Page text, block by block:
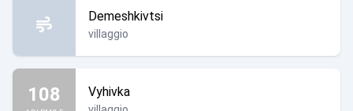
Demeshkivtsi
villaggio
108 Vyhivka